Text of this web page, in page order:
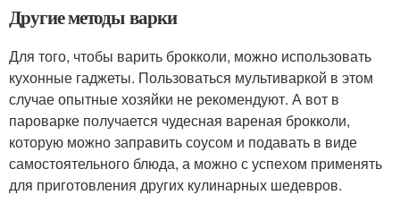
Другие методы варки
Для того, чтобы варить брокколи, можно использовать
кухонные гаджеты. Пользоваться мультиваркой в этом
случае опытные хозяйки не рекомендуют. А вот в
пароварке получается чудесная вареная брокколи,
которую можно заправить соусом и подавать в виде
самостоятельного блюда, а можно с успехом применять
для приготовления других кулинарных шедевров.